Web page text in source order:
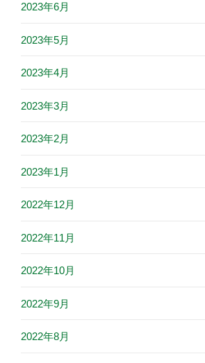
2023年6月
2023年5月
2023年4月
2023年3月
2023年2月
2023年1月
2022年12月
2022年11月
2022年10月
2022年9月
2022年8月